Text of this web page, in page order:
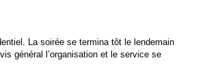
La soirée se termina tôt le lendemain
général l’organisation et le service se